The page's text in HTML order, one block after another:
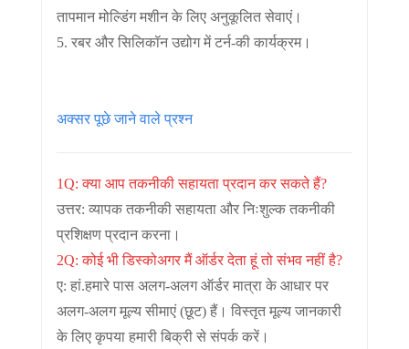
तापमान मोल्डिंग मशीन के लिए अनुकूलित सेवाएं।
5. रबर और सिलिकॉन उद्योग में टर्न-की कार्यक्रम।
अक्सर पूछे जाने वाले प्रश्न
1Q: क्या आप तकनीकी सहायता प्रदान कर सकते हैं?
उत्तर: व्यापक तकनीकी सहायता और निःशुल्क तकनीकी
प्रशिक्षण प्रदान करना।
2Q: कोई भी डिस्कोअगर मैं ऑर्डर देता हूं तो संभव नहीं है?
ए: हां.हमारे पास अलग-अलग ऑर्डर मात्रा के आधार पर
अलग-अलग मूल्य सीमाएं (छूट) हैं। विस्तृत मूल्य जानकारी
के लिए कृपया हमारी बिक्री से संपर्क करें।